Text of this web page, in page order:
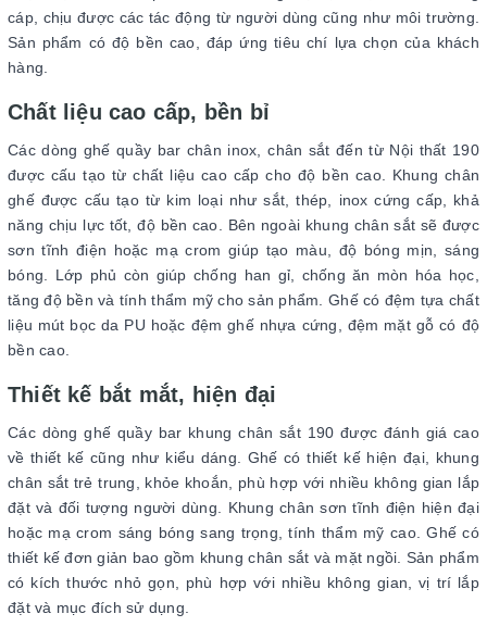
cáp, chịu được các tác động từ người dùng cũng như môi trường.
Sản phẩm có độ bền cao, đáp ứng tiêu chí lựa chọn của khách
hàng.
Chất liệu cao cấp, bền bỉ
Các dòng ghế quầy bar chân inox, chân sắt đến từ Nội thất 190
được cấu tạo từ chất liệu cao cấp cho độ bền cao. Khung chân
ghế được cấu tạo từ kim loại như sắt, thép, inox cứng cấp, khả
năng chịu lực tốt, độ bền cao. Bên ngoài khung chân sắt sẽ được
sơn tĩnh điện hoặc mạ crom giúp tạo màu, độ bóng mịn, sáng
bóng. Lớp phủ còn giúp chống han gỉ, chống ăn mòn hóa học,
tăng độ bền và tính thẩm mỹ cho sản phẩm. Ghế có đệm tựa chất
liệu mút bọc da PU hoặc đệm ghế nhựa cứng, đệm mặt gỗ có độ
bền cao.
Thiết kế bắt mắt, hiện đại
Các dòng ghế quầy bar khung chân sắt 190 được đánh giá cao
về thiết kế cũng như kiểu dáng. Ghế có thiết kế hiện đại, khung
chân sắt trẻ trung, khỏe khoắn, phù hợp với nhiều không gian lắp
đặt và đối tượng người dùng. Khung chân sơn tĩnh điện hiện đại
hoặc mạ crom sáng bóng sang trọng, tính thẩm mỹ cao. Ghế có
thiết kế đơn giản bao gồm khung chân sắt và mặt ngồi. Sản phẩm
có kích thước nhỏ gọn, phù hợp với nhiều không gian, vị trí lắp
đặt và mục đích sử dụng.